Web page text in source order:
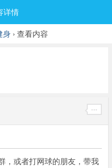
最新发表
详情
身 › 查看内容
，或者打网球的朋友，带我